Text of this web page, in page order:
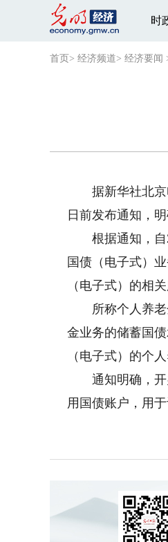
时
首页 > 经济频道> 经济要闻
据新华社北京
日前发布通知，
根据通知，自
国债（电子式）
（电子式）的相关
所称个人养老
金业务的储蓄国
（电子式）的个
通知明确，开
用国债账户，用